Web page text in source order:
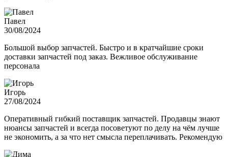
Павел
30/08/2024
Большой выбор запчастей. Быстро и в кратчайшие сроки
доставки запчастей под заказ. Вежливое обслуживание
персонала
Игорь
27/08/2024
Оперативный гибкий поставщик запчастей. Продавцы знают
нюансы запчастей и всегда посоветуют по делу на чём лучше
не экономить, а за что нет смысла переплачивать. Рекомендую